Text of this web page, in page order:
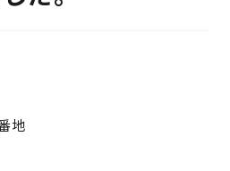
4141
地